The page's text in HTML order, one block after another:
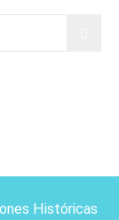
Históricas